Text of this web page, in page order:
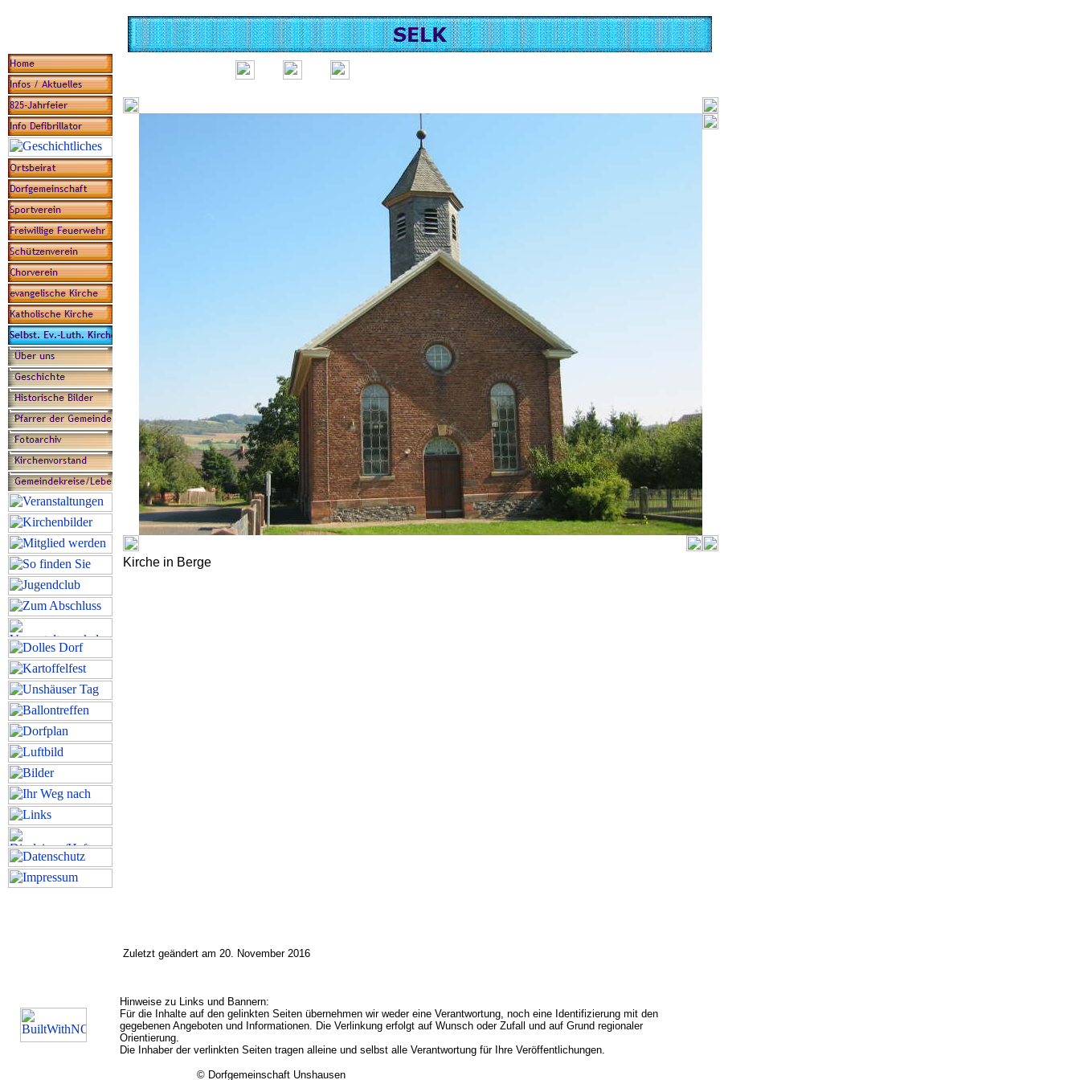
Kirche in Berge
Zuletzt geändert am 20. November 2016
Hinweise zu Links und Bannern:
Für die Inhalte auf den gelinkten Seiten übernehmen wir weder eine Verantwortung, noch eine Identifizierung mit den
gegebenen Angeboten und Informationen. Die Verlinkung erfolgt auf Wunsch oder Zufall und auf Grund regionaler
Orientierung.
Die Inhaber der verlinkten Seiten tragen alleine und selbst alle Verantwortung für Ihre Veröffentlichungen.
© Dorfgemeinschaft Unshausen